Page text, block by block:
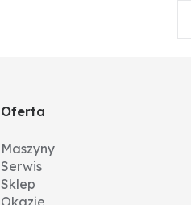
Oferta
Maszyny
Serwis
Sklep
Okazje